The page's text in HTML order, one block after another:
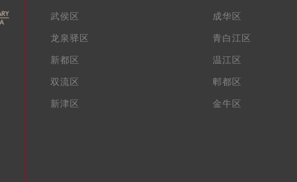
武侯区 成华区
龙泉驿区 青白江区
新都区 温江区
双流区 郫都区
新津区 金牛区